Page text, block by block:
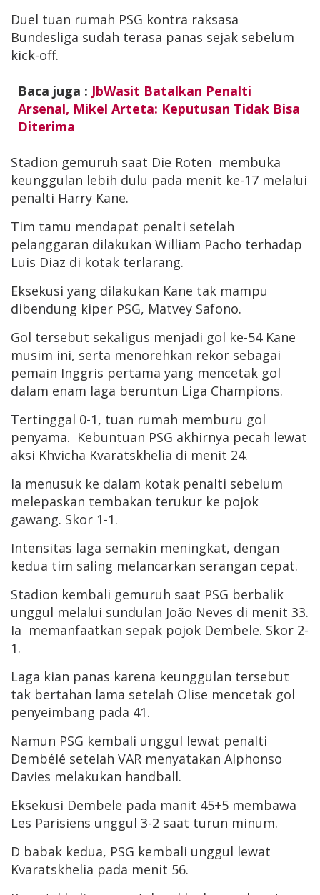
Duel tuan rumah PSG kontra raksasa
Bundesliga sudah terasa panas sejak sebelum
kick-off.
Baca juga : JbWasit Batalkan Penalti
Arsenal, Mikel Arteta: Keputusan Tidak Bisa
Diterima
Stadion gemuruh saat Die Roten membuka
keunggulan lebih dulu pada menit ke-17 melalui
penalti Harry Kane.
Tim tamu mendapat penalti setelah
pelanggaran dilakukan William Pacho terhadap
Luis Diaz di kotak terlarang.
Eksekusi yang dilakukan Kane tak mampu
dibendung kiper PSG, Matvey Safono.
Gol tersebut sekaligus menjadi gol ke-54 Kane
musim ini, serta menorehkan rekor sebagai
pemain Inggris pertama yang mencetak gol
dalam enam laga beruntun Liga Champions.
Tertinggal 0-1, tuan rumah memburu gol
penyama. Kebuntuan PSG akhirnya pecah lewat
aksi Khvicha Kvaratskhelia di menit 24.
Ia menusuk ke dalam kotak penalti sebelum
melepaskan tembakan terukur ke pojok
gawang. Skor 1-1.
Intensitas laga semakin meningkat, dengan
kedua tim saling melancarkan serangan cepat.
Stadion kembali gemuruh saat PSG berbalik
unggul melalui sundulan João Neves di menit 33.
Ia memanfaatkan sepak pojok Dembele. Skor 2-
1.
Laga kian panas karena keunggulan tersebut
tak bertahan lama setelah Olise mencetak gol
penyeimbang pada 41.
Namun PSG kembali unggul lewat penalti
Dembélé setelah VAR menyatakan Alphonso
Davies melakukan handball.
Eksekusi Dembele pada manit 45+5 membawa
Les Parisiens unggul 3-2 saat turun minum.
D babak kedua, PSG kembali unggul lewat
Kvaratskhelia pada menit 56.